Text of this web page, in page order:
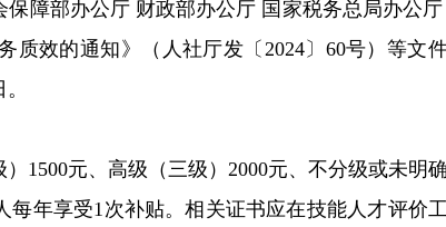
障部办公厅 财政部办公厅 国家税务总局办公厅
质效的通知》（人社厅发〔2024〕60号）等文
1500元、高级（三级）2000元、不分级或未明
年享受1次补贴。相关证书应在技能人才评价